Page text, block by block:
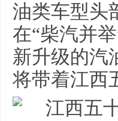
油类车型头
在“柴汽并
新升级的汽
将带着江西